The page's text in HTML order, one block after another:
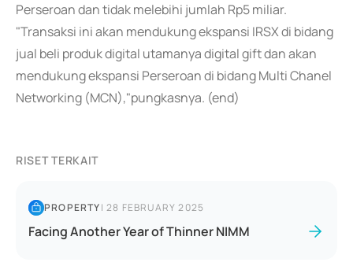
Perseroan dan tidak melebihi jumlah Rp5 miliar.
"Transaksi ini akan mendukung ekspansi IRSX di bidang
jual beli produk digital utamanya digital gift dan akan
mendukung ekspansi Perseroan di bidang Multi Chanel
Networking (MCN),"pungkasnya. (end)
RISET TERKAIT
PROPERTY|28 FEBRUARY 2025
Facing Another Year of Thinner NIMM